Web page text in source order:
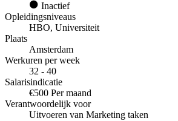
Inactief
Opleidingsniveaus
HBO, Universiteit
Plaats
Amsterdam
Werkuren per week
32 - 40
Salarisindicatie
€500 Per maand
Verantwoordelijk voor
Uitvoeren van Marketing taken